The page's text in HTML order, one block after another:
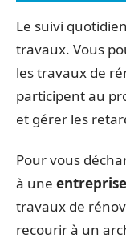
Le suivi
travaux. Vous
les travaux de
participent au
et gérer les
Pour vous
à une
travaux de
recourir à un